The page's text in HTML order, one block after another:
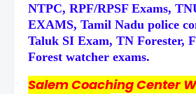
NTPC, RPF/RPSF Exams,
EXAMS, Tamil Nadu police
Taluk SI Exam, TN Forester,
Forest watcher exams.
Salem Coaching Center